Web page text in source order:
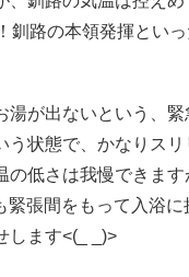
釧路の本領発揮とい
湯が出ないという、
状態で、かなりス
の低さは我慢できます
張間をもって入浴に
します<(_ _)>